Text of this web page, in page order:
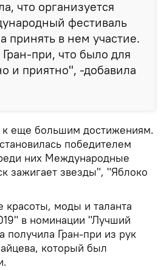
что организуется
фестиваль
принять в нем участие.
при, что было для
и приятно", -добавила
к еще большим достижениям.
победителем
них Международные
зажигает звезды", "Яблоко
красоты, моды и таланта
в номинации "Лучший
получила Гран-при из рук
который был